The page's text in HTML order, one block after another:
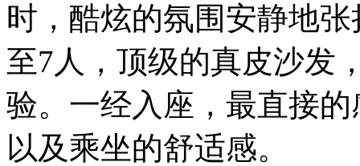
时，酷炫的氛围安静地
至7人，顶级的真皮沙发
验。一经入座，最直接
以及乘坐的舒适感。